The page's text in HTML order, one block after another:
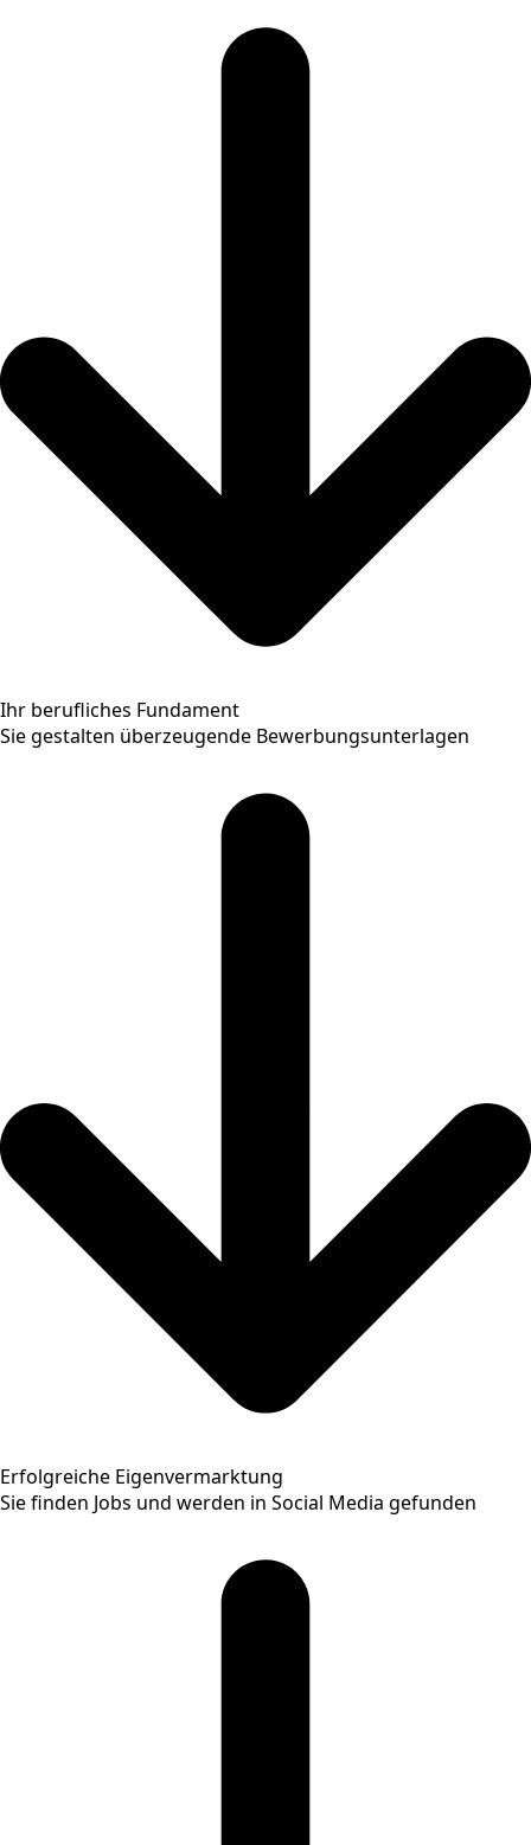
Ihr berufliches Fundament
Sie gestalten überzeugende Bewerbungsunterlagen
Erfolgreiche Eigenvermarktung
Sie finden Jobs und werden in Social Media gefunden